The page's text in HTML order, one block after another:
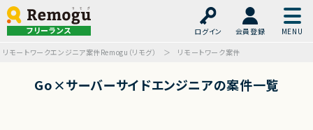
フリーランス ログイン
会員登録
リモートワークエンジニア案件Remogu（リモグ）
リモートワーク案件
Go×サーバーサイドエンジニアの案件一覧